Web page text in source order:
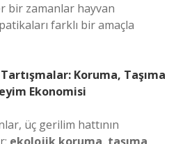
bir zamanlar hayvan
farklı bir amaçla
Koruma, Taşıma
Ekonomisi
üç gerilim hattının